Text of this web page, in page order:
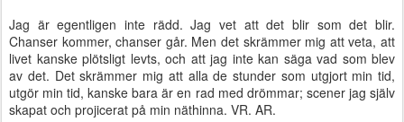
Jag är egentligen inte rädd. Jag vet att det blir som det blir.
Chanser kommer, chanser går. Men det skrämmer mig att veta, att
livet kanske plötsligt levts, och att jag inte kan säga vad som blev
av det. Det skrämmer mig att alla de stunder som utgjort min tid,
utgör min tid, kanske bara är en rad med drömmar; scener jag själv
skapat och projicerat på min näthinna. VR. AR.